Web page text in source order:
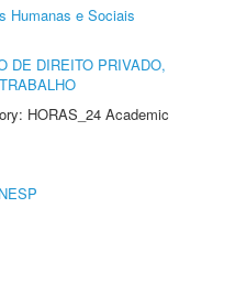
Humanas e Sociais
DE DIREITO PRIVADO,
HORAS_24 Academic